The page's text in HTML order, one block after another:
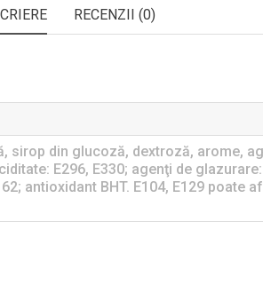
RECENZII (0)
sirop din glucoză, dextroză, arome,
E296, E330; agenţi de
antioxidant BHT. E104, E129